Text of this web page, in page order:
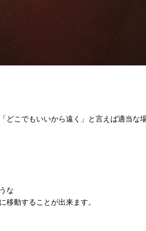
こでもいいから遠く」と言えば適当な
な
動することが出来ます。